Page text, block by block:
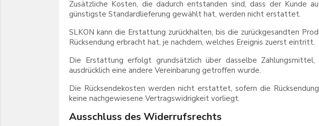
Zusätzliche Kosten, die dadurch entstanden sind, dass der Kunde
günstigste Standardlieferung gewählt hat, werden nicht erstattet.
SLKON kann die Erstattung zurückhalten, bis die zurückgesandten
Rücksendung erbracht hat, je nachdem, welches Ereignis zuerst eintritt.
Die Erstattung erfolgt grundsätzlich über dasselbe
ausdrücklich eine andere Vereinbarung getroffen wurde.
Die Rücksendekosten werden nicht erstattet, sofern die
keine nachgewiesene Vertragswidrigkeit vorliegt.
Ausschluss des Widerrufsrechts